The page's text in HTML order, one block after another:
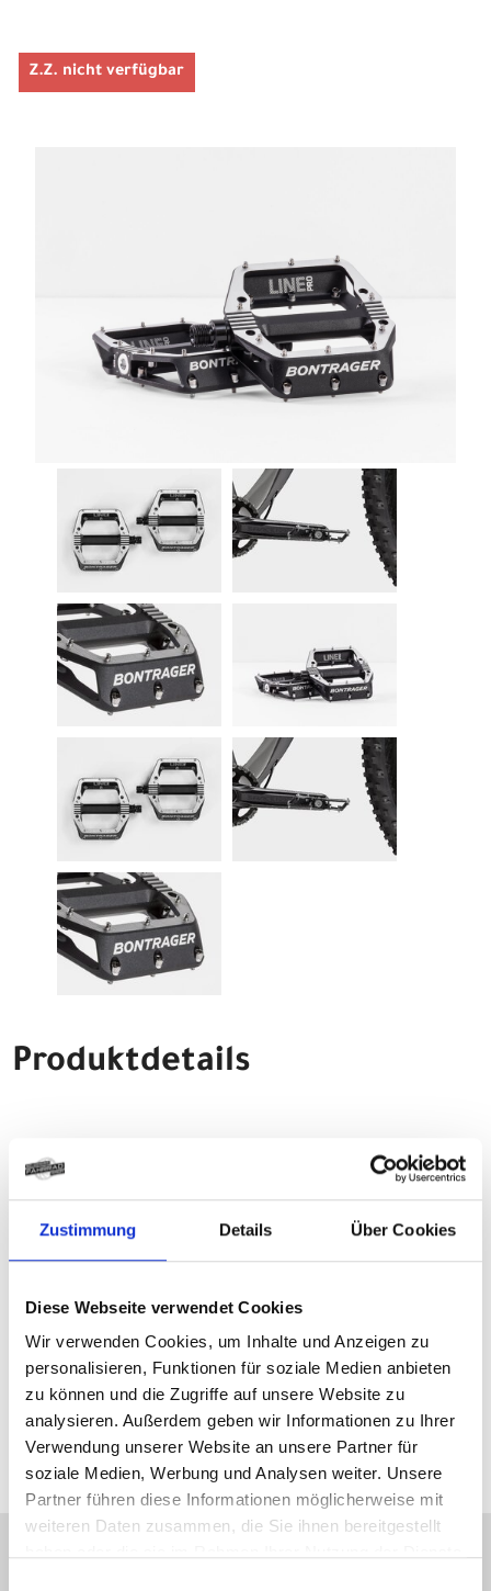
Zustimmung Details Über Cookies
Diese Webseite verwendet Cookies
Wir verwenden Cookies, um Inhalte und Anzeigen zu
personalisieren, Funktionen für soziale Medien anbieten
zu können und die Zugriffe auf unsere Website zu
analysieren. Außerdem geben wir Informationen zu Ihrer
Verwendung unserer Website an unsere Partner für
soziale Medien, Werbung und Analysen weiter. Unsere
Partner führen diese Informationen möglicherweise mit
weiteren Daten zusammen, die Sie ihnen bereitgestellt
Z.Z. nicht verfügbar
Produktdetails
Griffiges, robustes Plattformpedal für den Trail oder
Bikepark.
- Anpassbare Pin-Platzierung und -Höhe sorgt für
optimale Griffigkeit
Herstellerdaten gem. GPSR
Wegastraße 8 C
06116 Halle (Saale)
Telefon: 00800 8735 8735
E-Mail: marketing_gas@trekbikes.com